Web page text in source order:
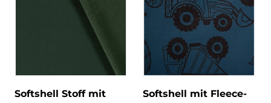
Softshell Stoff mit
Softshell mit Fleece-